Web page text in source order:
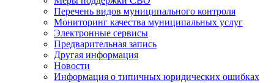
Перечень видов муниципального контроля
Мониторинг качества муниципальных услуг
Электронные сервисы
Предварительная запись
Другая информация
Новости
Информация о типичных юридических ошибках